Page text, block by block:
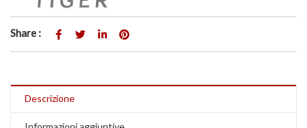
Share :
Descrizione